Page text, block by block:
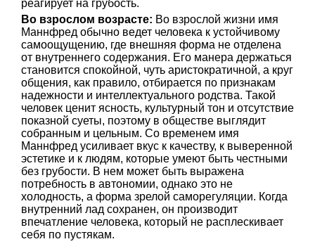
реагирует на грубость.
Во взрослом возрасте: Во взрослой жизни имя
Маннфред обычно ведет человека к устойчивому
самоощущению, где внешняя форма не отделена
от внутреннего содержания. Его манера держаться
становится спокойной, чуть аристократичной, а круг
общения, как правило, отбирается по признакам
надежности и интеллектуального родства. Такой
человек ценит ясность, культурный тон и отсутствие
показной суеты, поэтому в обществе выглядит
собранным и цельным. Со временем имя
Маннфред усиливает вкус к качеству, к выверенной
эстетике и к людям, которые умеют быть честными
без грубости. В нем может быть выражена
потребность в автономии, однако это не
холодность, а форма зрелой саморегуляции. Когда
внутренний лад сохранен, он производит
впечатление человека, который не расплескивает
себя по пустякам.